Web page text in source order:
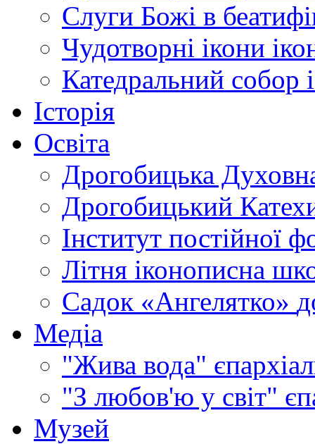
Слуги Божі в
Чудотворні ікони
Катедральний собор
Історія
Освіта
Дрогобицька
Дрогобицький
Інститут постійної
Літня іконописна
Садок «Ангелятко»
Медіа
"Жива вода"
"З любов'ю у світ"
Музей